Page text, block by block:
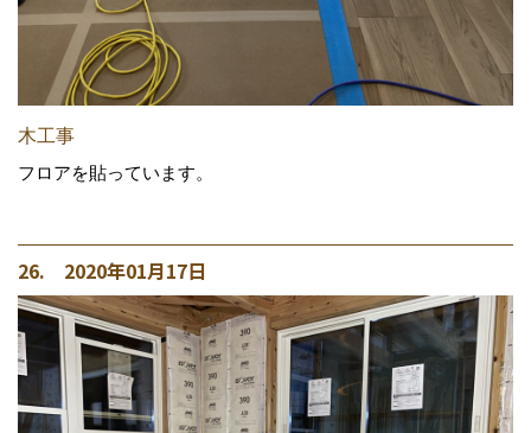
木工事
フロアを貼っています。
26. 2020年01月17日